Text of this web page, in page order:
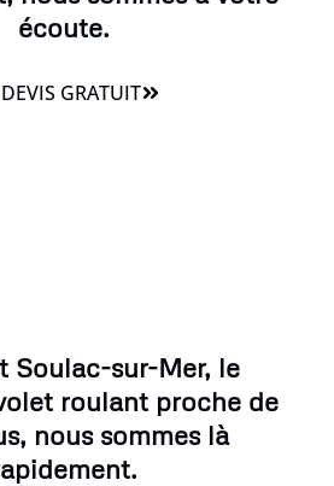
écoute.
DEVIS GRATUIT
Soulac-sur-Mer, le
roulant proche de
nous sommes là